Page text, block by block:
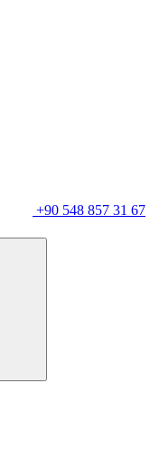
+90 548 857 31 67